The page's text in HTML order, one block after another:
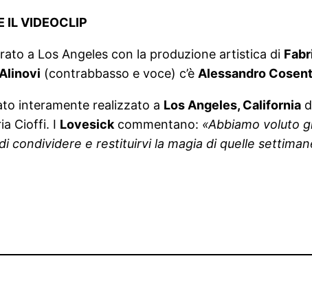
IL VIDEOCLIP
a Los Angeles con la produzione artistica di
(contrabbasso e voce) c’è Alessandro
interamente realizzato a Los Angeles, California
Cioffi. I Lovesickcommentano: «Abbiamo voluto
condividere e restituirvi la magia di quelle